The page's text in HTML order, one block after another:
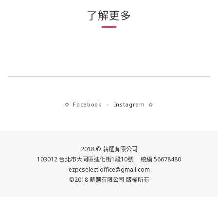
了解更多
✿ Facebook ・ Instagram ✿
2018 © 薪選有限公司
103012 台北市大同區迪化街1段10號 ｜統編 56678480
ezpcselect.office@gmail.com
©2018 薪選有限公司 版權所有